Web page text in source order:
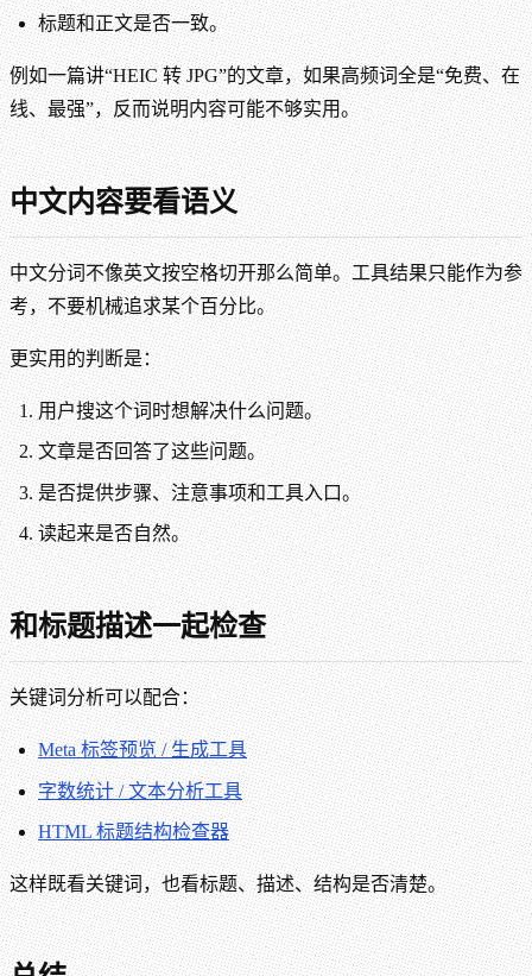
标题和正文是否一致。
例如一篇讲“HEIC 转 JPG”的文章，如果高频词全是“免费、在
线、最强”，反而说明内容可能不够实用。
中文内容要看语义
中文分词不像英文按空格切开那么简单。工具结果只能作为参
考，不要机械追求某个百分比。
更实用的判断是：
用户搜这个词时想解决什么问题。
文章是否回答了这些问题。
是否提供步骤、注意事项和工具入口。
读起来是否自然。
和标题描述一起检查
关键词分析可以配合：
Meta 标签预览 / 生成工具
字数统计 / 文本分析工具
HTML 标题结构检查器
这样既看关键词，也看标题、描述、结构是否清楚。